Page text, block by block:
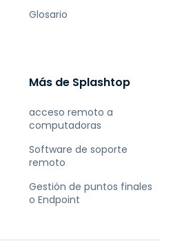
Glosario
Más de Splashtop
acceso remoto a
computadoras
Software de soporte
remoto
Gestión de puntos finales
o Endpoint